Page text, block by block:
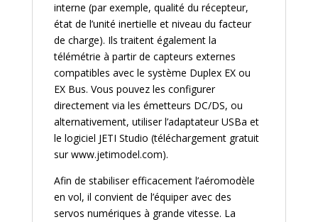
interne (par exemple, qualité du récepteur,
état de l’unité inertielle et niveau du facteur
de charge). Ils traitent également la
télémétrie à partir de capteurs externes
compatibles avec le système Duplex EX ou
EX Bus. Vous pouvez les configurer
directement via les émetteurs DC/DS, ou
alternativement, utiliser l’adaptateur USBa et
le logiciel JETI Studio (téléchargement gratuit
sur www.jetimodel.com).
Afin de stabiliser efficacement l’aéromodèle
en vol, il convient de l’équiper avec des
servos numériques à grande vitesse. La